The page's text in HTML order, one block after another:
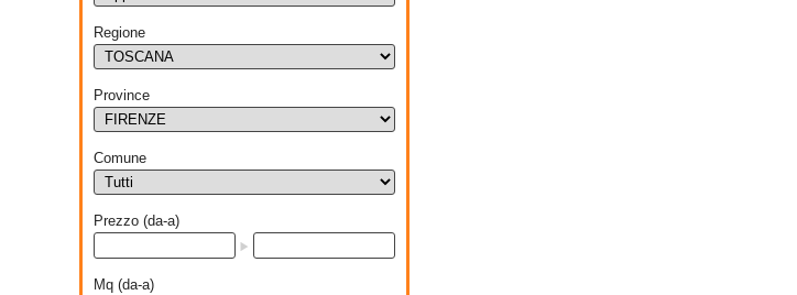
Regione
Province
Comune
Prezzo (da-a)
Mq (da-a)